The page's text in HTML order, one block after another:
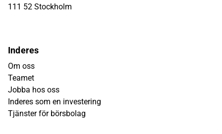
111 52 Stockholm
Inderes
Om oss
Teamet
Jobba hos oss
Inderes som en investering
Tjänster för börsbolag